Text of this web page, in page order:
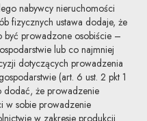
nabywcy nieruchomości
fizycznych ustawa dodaje, że
być prowadzone osobiście –
lub co najmniej
dotyczących prowadzenia
(art. 6 ust. 2 pkt 1
dodać, że prowadzenie
w sobie prowadzenie
w zakresie produkcji